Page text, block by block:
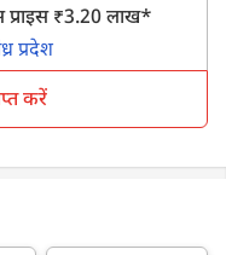
| बेस प्राइस ₹3.20 लाख*
प्रदेश
करें